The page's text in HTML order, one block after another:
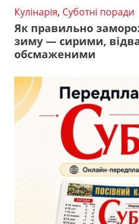
Кулінарія, Суботні поради
Як правильно
зиму — сирими,
обсмаженими